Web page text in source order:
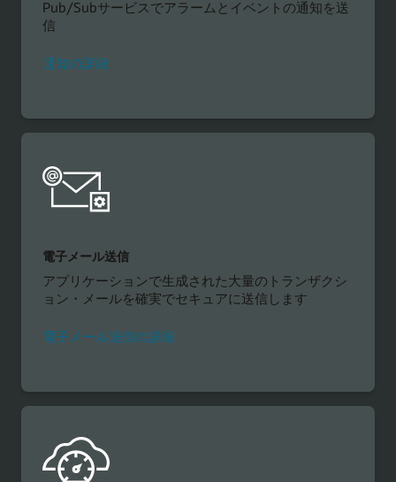
Pub/Subサービスでアラームとイベントの通知を送
信
通知の詳細
電子メール送信
アプリケーションで生成された大量のトランザクシ
ョン・メールを確実でセキュアに送信します
電子メール送信の詳細